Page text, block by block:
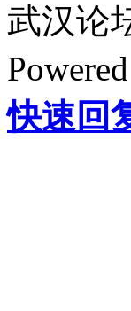
武汉论
快速回